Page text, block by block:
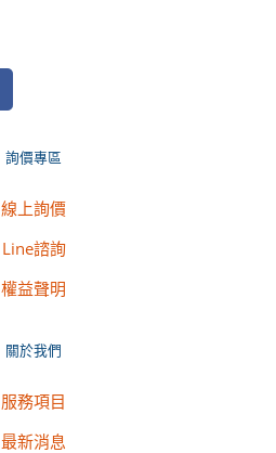
詢價專區
線上詢價
Line諮詢
權益聲明
關於我們
服務項目
最新消息